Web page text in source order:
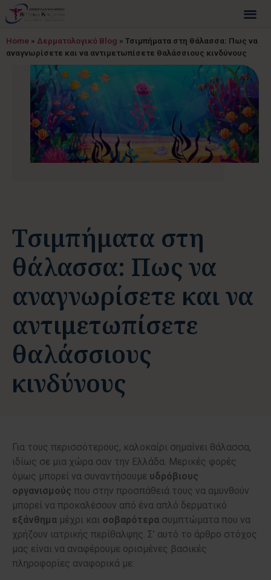
Home » Δερματολογικό Blog » Τσιμπήματα στη θάλασσα: Πως να
αναγνωρίσετε και να αντιμετωπίσετε θαλάσσιους κινδύνους
Τσιμπήματα στη
θάλασσα: Πως να
αναγνωρίσετε και να
αντιμετωπίσετε
θαλάσσιους
κινδύνους
Για τους περισσότερους, καλοκαίρι σημαίνει θάλασσα,
ιδίως σε μια χώρα σαν την Ελλάδα. Μερικές φορές
όμως μπορεί να συναντήσουμε υδρόβιους
οργανισμούς που στην προσπάθειά τους να αμυνθούν
μπορεί να προκαλέσουν από ένα απλό δερματικό
εξάνθημα μέχρι και σοβαρότερα συμπτώματα που να
χρήζουν ιατρικής περίθαλψης. Σ’ αυτό το άρθρο στόχος
μας είναι να αναφέρουμε ορισμένες βασικές
πληροφορίες αναφορικά με: